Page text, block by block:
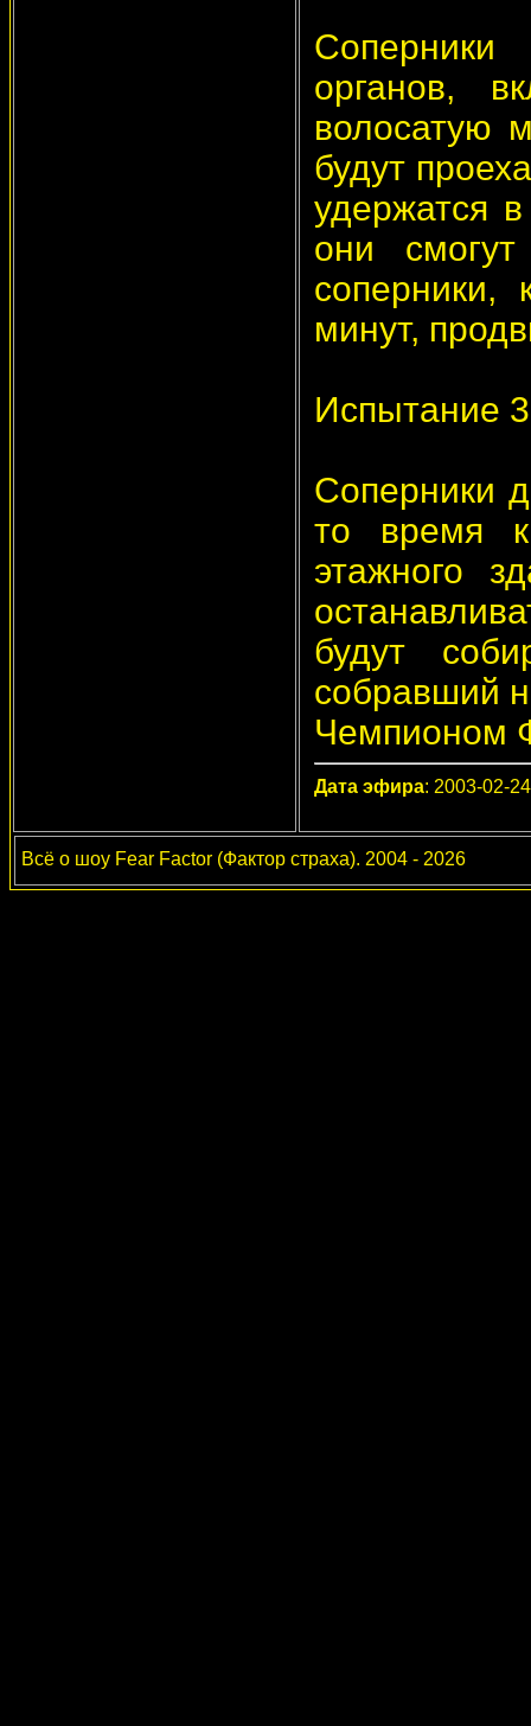
Соперники
органов,
волосатую
будут
удержатся
они
соперники,
минут,
Испытание
Соперники
то время
этажного
будут
собравший
Чемпионом
Дата эфира: 2003-02-24
Всё о шоу Fear Factor (Фактор страха). 2004 - 2026